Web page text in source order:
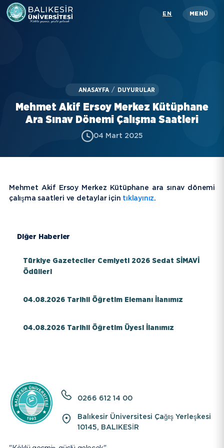
Skip
to
EN MENÜ
ANASAYFA / DUYURULAR
Mehmet Akif Ersoy Merkez Kütüphane
Ara Sınav Dönemi Çalışma Saatleri
04 Mart 2025
Mehmet Akif Ersoy Merkez Kütüphane ara sınav dönemi
çalışma saatleri ve detaylar için tıklayınız.
Diğer Haberler
Türkiye Gazeteciler Cemiyeti 2026 Sedat SİMAVİ
Ödülleri
04.08.2026 Tarihli Öğretim Elemanı İlanımız
04.08.2026 Tarihli Öğretim Üyesi İlanımız
0266 612 14 00
Balıkesir Üniversitesi Çağış Yerleşkesi
10145, BALIKESİR
Öğrenci
Rehber
EBYS
İletişim
E-Baun
YARDIMCI LİNKLER